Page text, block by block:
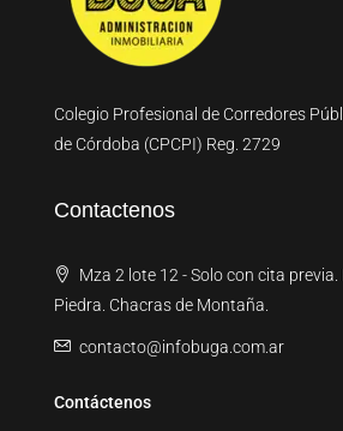
Colegio Profesional de Corredores
de Córdoba (CPCPI) Reg. 2729
Contactenos
Mza 2 lote 12 - Solo con cita
Piedra. Chacras de Montaña.
contacto@infobuga.com.ar
Contáctenos